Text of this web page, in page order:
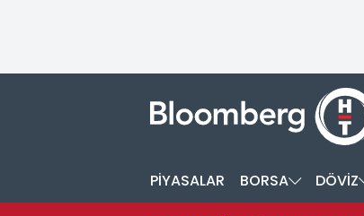
PİYASALAR BORSA DÖVİZ